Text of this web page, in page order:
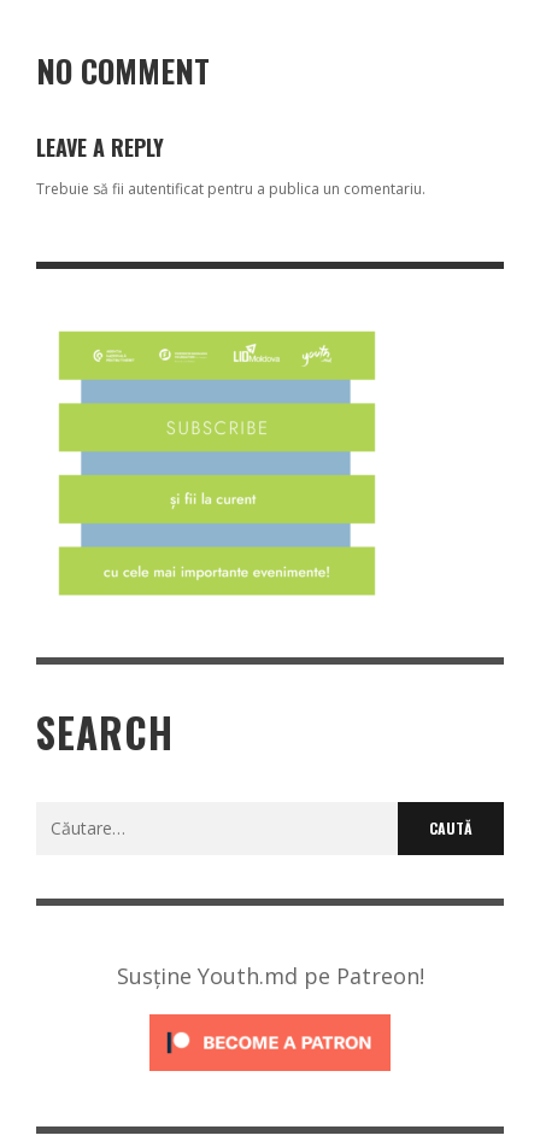
NO COMMENT
LEAVE A REPLY
Trebuie să fii autentificat pentru a publica un comentariu.
SEARCH
Caută
Susține Youth.md pe Patreon!